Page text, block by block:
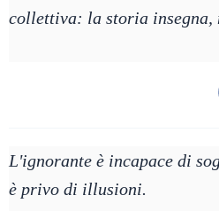
collettiva: la storia insegna,
L'ignorante è incapace di
è privo di illusioni.